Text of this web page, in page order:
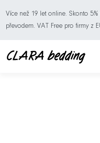
Více než 19 let online. Skonto
převodem. VAT Free pro firmy z